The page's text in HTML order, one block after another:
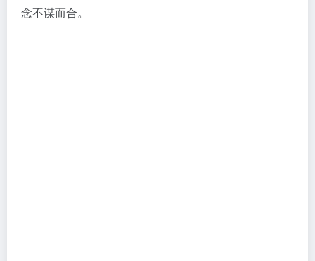
念不谋而合。